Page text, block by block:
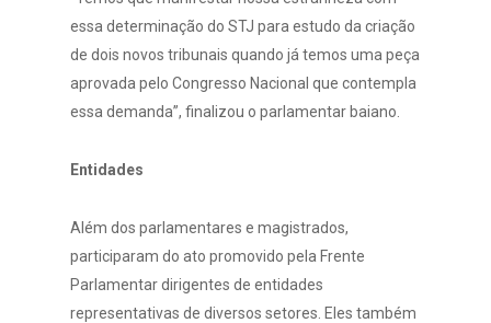
essa determinação do STJ para estudo da criação
de dois novos tribunais quando já temos uma peça
aprovada pelo Congresso Nacional que contempla
essa demanda”, finalizou o parlamentar baiano.
Entidades
Além dos parlamentares e magistrados,
participaram do ato promovido pela Frente
Parlamentar dirigentes de entidades
representativas de diversos setores. Eles também